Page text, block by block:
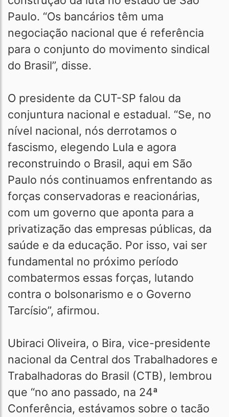
Paulo. “Os bancários têm uma
negociação nacional que é referência
para o conjunto do movimento sindical
do Brasil”, disse.
O presidente da CUT-SP falou da
conjuntura nacional e estadual. “Se, no
nível nacional, nós derrotamos o
fascismo, elegendo Lula e agora
reconstruindo o Brasil, aqui em São
Paulo nós continuamos enfrentando as
forças conservadoras e reacionárias,
com um governo que aponta para a
privatização das empresas públicas, da
saúde e da educação. Por isso, vai ser
fundamental no próximo período
combatermos essas forças, lutando
contra o bolsonarismo e o Governo
Tarcísio”, afirmou.
Ubiraci Oliveira, o Bira, vice-presidente
nacional da Central dos Trabalhadores e
Trabalhadoras do Brasil (CTB), lembrou
que “no ano passado, na 24ª
Conferência, estávamos sobre o tacão